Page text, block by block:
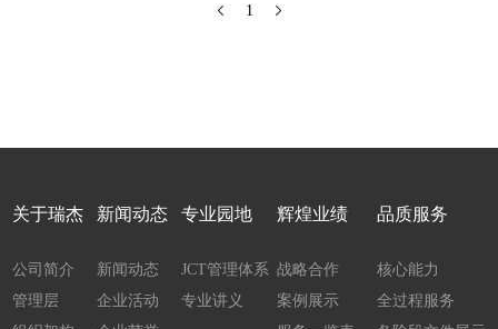
1
关于瑞杰
公司简介
管理层
新闻动态
新闻动态
企业活动
专业园地
JCT管理体系
专业讲义
辉煌业绩
战略合作
案例展示
品质服务
核心能力
全过程服务